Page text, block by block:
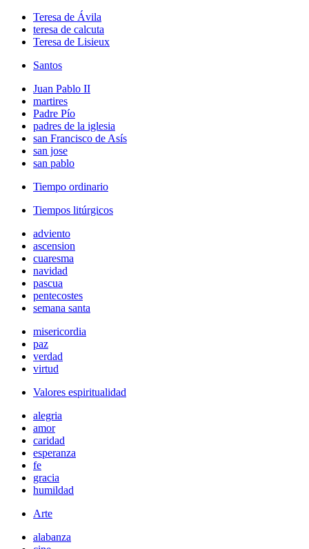
Teresa de Ávila
teresa de calcuta
Teresa de Lisieux
Santos
Juan Pablo II
martires
Padre Pío
padres de la iglesia
san Francisco de Asís
san jose
san pablo
Tiempo ordinario
Tiempos litúrgicos
adviento
ascension
cuaresma
navidad
pascua
pentecostes
semana santa
misericordia
paz
verdad
virtud
Valores espiritualidad
alegria
amor
caridad
esperanza
fe
gracia
humildad
Arte
alabanza